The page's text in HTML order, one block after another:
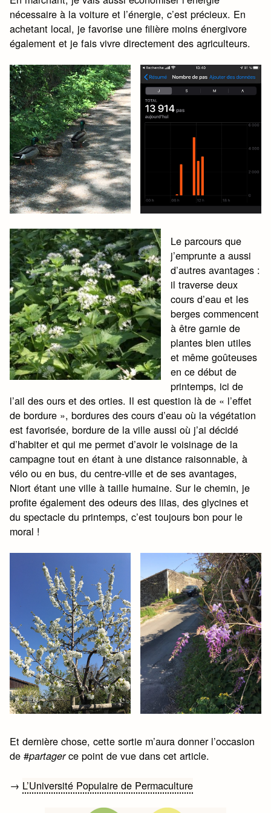
nécessaire à la voiture et l’énergie, c’est précieux. En
achetant local, je favorise une filière moins énergivore
également et je fais vivre directement des agriculteurs.
Le parcours que
j’emprunte a aussi
d’autres avantages :
il traverse deux
cours d’eau et les
berges commencent
à être garnie de
plantes bien utiles
et même goûteuses
en ce début de
printemps, ici de
l’ail des ours et des orties. Il est question là de « l’effet
de bordure », bordures des cours d’eau où la végétation
est favorisée, bordure de la ville aussi où j’ai décidé
d’habiter et qui me permet d’avoir le voisinage de la
campagne tout en étant à une distance raisonnable, à
vélo ou en bus, du centre-ville et de ses avantages,
Niort étant une ville à taille humaine. Sur le chemin, je
profite également des odeurs des lilas, des glycines et
du spectacle du printemps, c’est toujours bon pour le
moral !
Et dernière chose, cette sortie m’aura donner l’occasion
de #partagerce point de vue dans cet article.
→ L’Université Populaire de Permaculture